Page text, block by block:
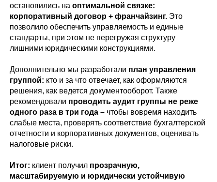
остановились на оптимальной связке:
корпоративный договор + франчайзинг. Это
позволило обеспечить управляемость и единые
стандарты, при этом не перегружая структуру
лишними юридическими конструкциями.
Дополнительно мы разработали план управления
группой: кто и за что отвечает, как оформляются
решения, как ведется документооборот. Также
рекомендовали проводить аудит группы не реже
одного раза в три года – чтобы вовремя находить
слабые места, проверять соответствие бухгалтерской
отчетности и корпоративных документов, оценивать
налоговые риски.
Итог: клиент получил прозрачную,
масштабируемую и юридически устойчивую